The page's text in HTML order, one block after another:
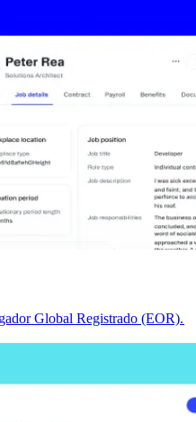
Global Registrado (EOR).​​